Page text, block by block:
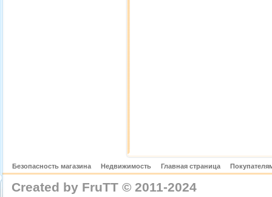
Безопасность магазина Недвижимость Главная страница
Created by FruTT © 2011-2024